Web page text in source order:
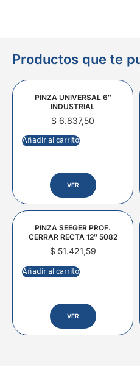
Productos que te
PINZA UNIVERSAL 6″
INDUSTRIAL
$ 6.837,50
Añadir al carrito
VER
PINZA SEEGER PROF.
CERRAR RECTA 12″ 5082
$51.421,59
Añadir al carrito
VER